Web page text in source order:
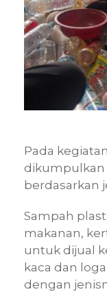
Pada
dikumpulkan
berdasarkan
Sampah
makanan,
untuk dijual
kaca dan
dengan